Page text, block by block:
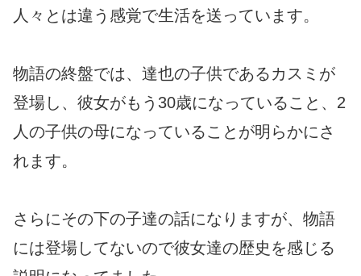
人々とは違う感覚で生活を送っています。
物語の終盤では、達也の子供であるカスミが
登場し、彼女がもう30歳になっていること、2
人の子供の母になっていることが明らかにさ
れます。
さらにその下の子達の話になりますが、物語
には登場してないので彼女達の歴史を感じる